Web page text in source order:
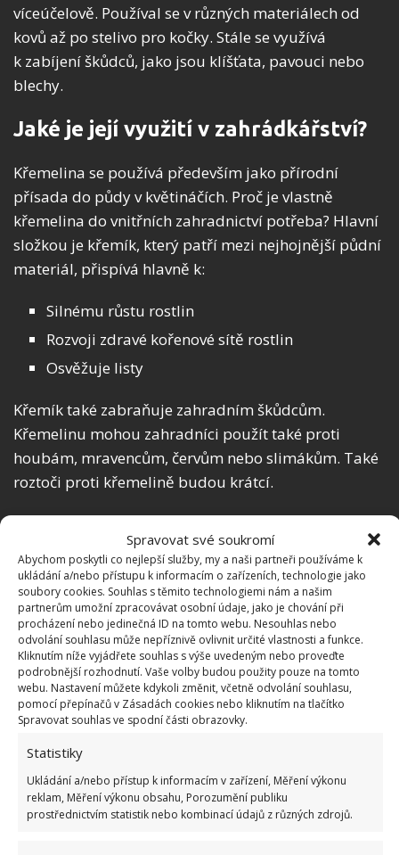
Spravovat své soukromí
Abychom poskytli co nejlepší služby, my a naši partneři používáme k
ukládání a/nebo přístupu k informacím o zařízeních, technologie jako
soubory cookies. Souhlas s těmito technologiemi nám a našim
partnerům umožní zpracovávat osobní údaje, jako je chování při
procházení nebo jedinečná ID na tomto webu. Nesouhlas nebo
odvolání souhlasu může nepříznivě ovlivnit určité vlastnosti a funkce.
Kliknutím níže vyjádřete souhlas s výše uvedeným nebo proveďte
podrobnější rozhodnutí. Vaše volby budou použity pouze na tomto
webu. Nastavení můžete kdykoli změnit, včetně odvolání souhlasu,
pomocí přepínačů v Zásadách cookies nebo kliknutím na tlačítko
Spravovat souhlas ve spodní části obrazovky.
Statistiky
Ukládání a/nebo přístup k informacím v zařízení, Měření výkonu
reklam, Měření výkonu obsahu, Porozumění publiku
prostřednictvím statistik nebo kombinací údajů z různých zdrojů.
víceúčelově. Používal se v různých materiálech od
kovů až po stelivo pro kočky. Stále se využívá
k zabíjení škůdců, jako jsou klíšťata, pavouci nebo
blechy.
Jaké je její využití v zahrádkářství?
Křemelina se používá především jako přírodní
přísada do půdy v květináčích. Proč je vlastně
křemelina do vnitřních zahradnictví potřeba? Hlavní
složkou je křemík, který patří mezi nejhojnější půdní
materiál, přispívá hlavně k:
Silnému růstu rostlin
Rozvoji zdravé kořenové sítě rostlin
Osvěžuje listy
Křemík také zabraňuje zahradním škůdcům.
Křemelinu mohou zahradníci použít také proti
houbám, mravencům, červům nebo slimákům. Také
roztoči proti křemelině budou krátcí.
účinek. Přidáním tohoto materiálů do půdy zajistíte
odstranění pachu z rostlin. Rostliny také mohou
z křemeliny těžit dlouhodobě, protože zůstává
v půdě a nerozkládá se.
Křemelinu můžete normálně zakoupit
v zahrádkářských potřebách nebo online.
Nejdůležitější je koukat, jestli je produkt ekologický,
můžete místo pomoci naopak uškodit.
Aplikovat křemelinu můžete dvě způsoby: za sucha a
za mokra. Suchá metoda vám může podráždit nos